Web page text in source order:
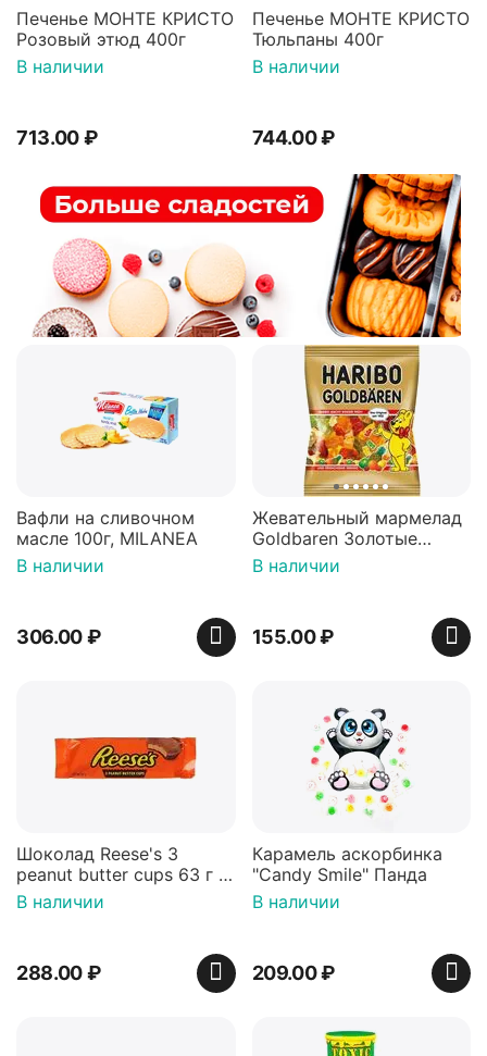
Печенье МОНТЕ КРИСТО
Розовый этюд 400г
В наличии
713.00₽
Печенье МОНТЕ КРИСТО
Тюльпаны 400г
В наличии
744.00₽
Вафли на сливочном
масле 100г, MILANEA
В наличии
306.00₽
Жевательный мармелад
Goldbaren Золотые
мишки 100г, Германия
В наличии
155.00₽
Шоколад Reese's 3
peanut butter cups 63 г с
арахисовой пастой
В наличии
288.00₽
Карамель аскорбинка
"Candy Smile" Панда
В наличии
209.00₽